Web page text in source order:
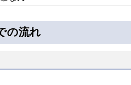
の流れ